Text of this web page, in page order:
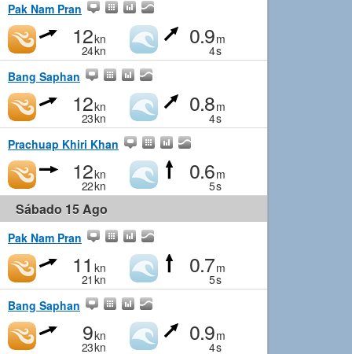
Pak Nam Pran
12kn
24kn
0.9m
4s
Bang Saphan
12kn
23kn
0.8m
4s
Prachuap Khiri Khan
12kn
22kn
0.6m
5s
Sábado 15 Ago
Pak Nam Pran
11 kn
21 kn
0.7m
5s
Bang Saphan
9kn
23kn
0.9m
4s